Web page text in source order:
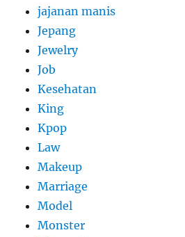
jajanan manis
Jepang
Jewelry
Job
Kesehatan
King
Kpop
Law
Makeup
Marriage
Model
Monster